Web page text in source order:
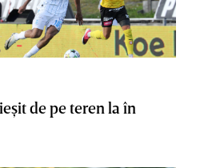
de pe teren la în